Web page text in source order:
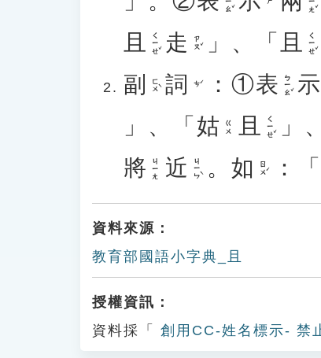
且 ㄑㄧㄝˇ 走 ㄗㄡˇ 」、「 且 ㄑㄧㄝˇ
副
ㄈㄨˋ 詞 ㄘˊ ：①表 ㄅㄧㄠˇ 示
」、「 姑 ㄍㄨ 且 ㄑㄧㄝˇ 」
將 ㄐㄧㄤ 近 ㄐㄧㄣˋ 。 如 ㄖㄨˊ ：「
資料來源：
教育部國語小字典_且
授權資訊：
資料採「
創用CC-姓名標示- 禁